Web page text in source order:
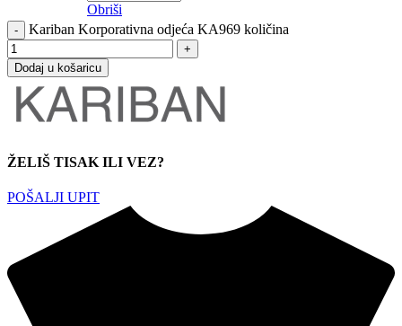
Obriši
Kariban Korporativna odjeća KA969 količina
Dodaj u košaricu
ŽELIŠ TISAK ILI VEZ?
POŠALJI UPIT